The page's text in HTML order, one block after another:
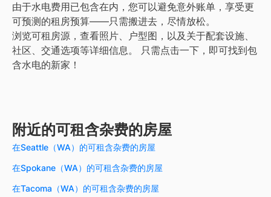
由于水电费用已包含在内，您可以避免意外账单，享受更
可预测的租房预算——只需搬进去，尽情放松。
浏览可租房源，查看照片、户型图，以及关于配套设施、
社区、交通选项等详细信息。
只需点击一下，即可找到包
含水电的新家！
附近的可租含杂费的房屋
在Seattle（WA）的可租含杂费的房屋
在Spokane（WA）的可租含杂费的房屋
在Tacoma（WA）的可租含杂费的房屋